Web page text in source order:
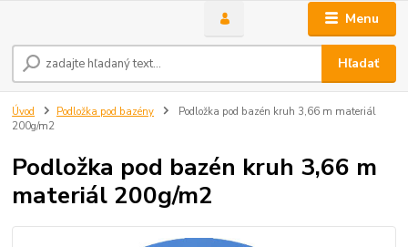
Menu
Hľadať
Úvod Podložka pod bazény
Podložka pod bazén kruh 3,66 m materiál
200g/m2
Podložka pod bazén kruh 3,66 m
materiál 200g/m2